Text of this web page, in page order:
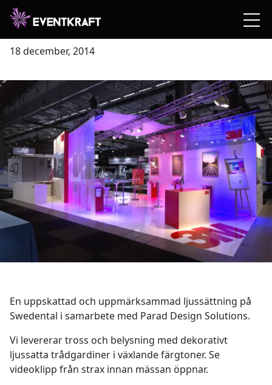
Swedental med 3M
18 december, 2014
En uppskattad och uppmärksammad ljussättning på
Swedental i samarbete med Parad Design Solutions.
Vi levererar tross och belysning med dekorativt
ljussatta trådgardiner i växlande färgtoner. Se
videoklipp från strax innan mässan öppnar.